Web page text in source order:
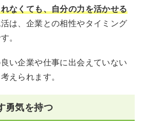
なくても、自分の力を活かせる
は、企業との相性やタイミング
。
い企業や仕事に出会えていない
えられます。
勇気を持つ